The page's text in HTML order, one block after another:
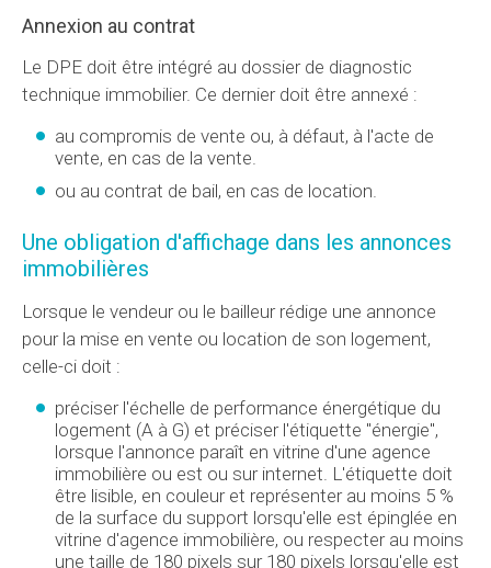
Annexion au contrat
Le DPE doit être intégré au dossier de diagnostic
technique immobilier. Ce dernier doit être annexé :
au compromis de vente ou, à défaut, à l'acte de
vente, en cas de la vente.
ou au contrat de bail, en cas de location.
Une obligation d'affichage dans les annonces
immobilières
Lorsque le vendeur ou le bailleur rédige une annonce
pour la mise en vente ou location de son logement,
celle-ci doit :
préciser l'échelle de performance énergétique du
logement (A à G) et préciser l'étiquette "énergie",
lorsque l'annonce paraît en vitrine d'une agence
immobilière ou est ou sur internet. L'étiquette doit
être lisible, en couleur et représenter au moins 5 %
de la surface du support lorsqu'elle est épinglée en
vitrine d'agence immobilière, ou respecter au moins
une taille de 180 pixels sur 180 pixels lorsqu'elle est